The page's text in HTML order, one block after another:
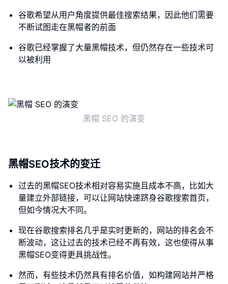
谷歌希望从用户角度提供最佳搜索结果，因此他们需要
不断试图走在黑帽者的前面
谷歌已经掌握了大量黑帽技术，但仍然存在一些技术可
以被利用
黑帽 SEO 的演变
黑帽SEO技术的变迁
过去的黑帽SEO技术相对容易实施且成本不高，比如大
量建立外部链接，可以让网站快速跻身谷歌搜索首页，
但如今情况大不同。
现在谷歌搜索排名几乎是实时更新的，网站的排名会不
断波动，这让过去的技术已经不再有效，这也使得从事
黑帽SEO变得更具挑战性。
然而，有些技术仍然具有排名价值，如构建网站并严格